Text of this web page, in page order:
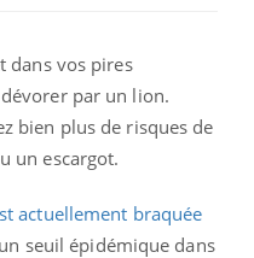
dans vos pires
par un lion.
bien plus de risques de
un escargot.
actuellement braquée
seuil épidémique dans